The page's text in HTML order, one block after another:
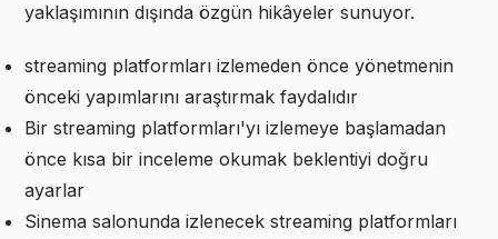
yaklaşımının dışında özgün hikâyeler sunuyor.
streaming platformları izlemeden önce yönetmenin
önceki yapımlarını araştırmak faydalıdır
Bir streaming platformları'yı izlemeye başlamadan
önce kısa bir inceleme okumak beklentiyi doğru
ayarlar
Sinema salonunda izlenecek streaming platformları